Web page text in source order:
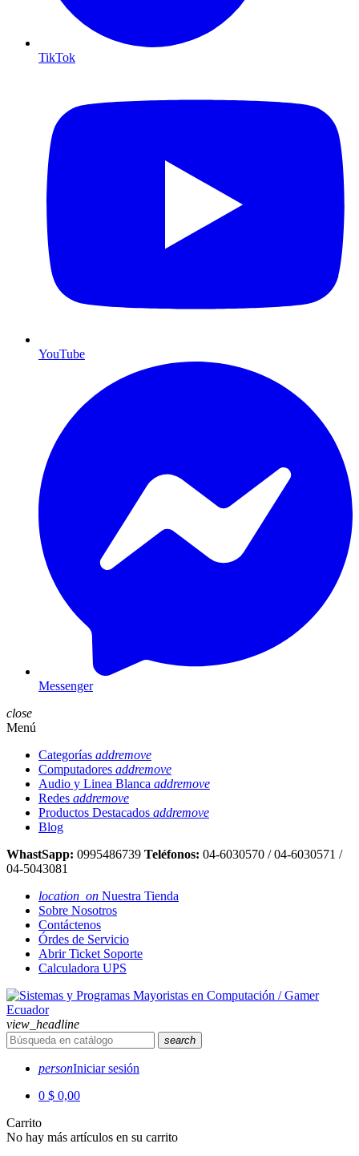
TikTok
YouTube
Messenger
close
Menú
Categorías addremove
Computadores addremove
Audio y Linea Blanca addremove
Redes addremove
Productos Destacados addremove
Blog
WhastSapp: 0995486739 Teléfonos: 04-6030570 / 04-6030571 /
04-5043081
location_on Nuestra Tienda
Sobre Nosotros
Contáctenos
Órdes de Servicio
Abrir Ticket Soporte
Calculadora UPS
view_headline
search
personIniciar sesión
0 $ 0,00
Carrito
No hay más artículos en su carrito